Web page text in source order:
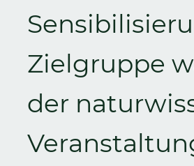
Zielgruppe
der